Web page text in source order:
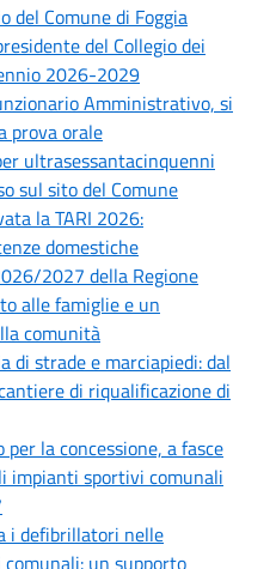
del Comune di Foggia
del Collegio dei
2026-2029
Amministrativo, si
prova orale
ultrasessantacinquenni
sul sito del Comune
la TARI 2026:
domestiche
2027 della Regione
alle famiglie e un
comunità
di strade e marciapiedi: dal
di riqualificazione di
per la concessione, a fasce
impianti sportivi comunali
i defibrillatori nelle
un supporto